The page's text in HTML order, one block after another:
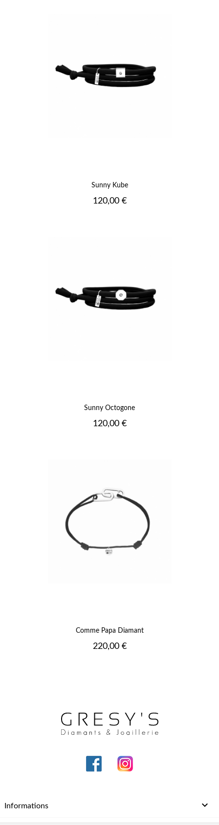
Sunny Kube
Prix
120,00 €
Sunny Octogone
Prix
120,00 €
Comme Papa Diamant
Prix
220,00 €
Informations 